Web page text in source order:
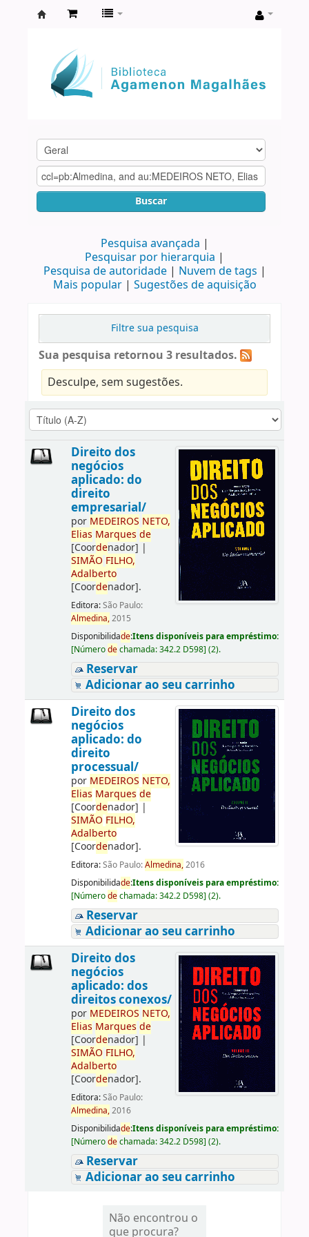
Agamenon
Magalhães
Buscar
Pesquisa avançada
Pesquisar por hierarquia
Pesquisa de autoridade
Nuvem de tags
Mais popular
Sugestões de aquisição
Filtre sua pesquisa
Sua pesquisa retornou 3 resultados.
Desculpe, sem sugestões.
Direito dos
negócios
aplicado: do
direito
empresarial/
por MEDEIROS NETO,
Elias Marques de
[Coordenador] |
SIMÃO FILHO,
Adalberto
[Coordenador].
Editora:São Paulo:
Almedina,2015
Disponibilidade:Itens disponíveis para empréstimo:
[Númerodechamada:342.2 D598] (2).
Reservar
Adicionar ao seu carrinho
Direito dos
negócios
aplicado: do
direito
processual/
por MEDEIROS NETO,
Elias Marques de
[Coordenador] |
SIMÃO FILHO,
Adalberto
[Coordenador].
Editora:São Paulo:Almedina,2016
Disponibilidade:Itens disponíveis para empréstimo:
[Númerodechamada:342.2 D598] (2).
Reservar
Adicionar ao seu carrinho
Direito dos
negócios
aplicado: dos
direitos conexos/
por MEDEIROS NETO,
Elias Marques de
[Coordenador] |
SIMÃO FILHO,
Adalberto
[Coordenador].
Editora:São Paulo:
Almedina,2016
Disponibilidade:Itens disponíveis para empréstimo:
[Númerodechamada:342.2 D598] (2).
Reservar
Adicionar ao seu carrinho
Não encontrou o
que procura?